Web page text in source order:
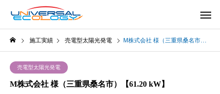
施工実績 売電型太陽光発電 M株式会社 様（三重県桑名市）【61.20 kW】
売電型太陽光発電
M株式会社 様（三重県桑名市）【61.20 kW】